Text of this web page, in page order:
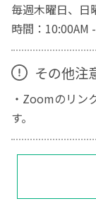
毎週木曜日、日
時間：10:00AM
その他注
・Zoomのリン
す。